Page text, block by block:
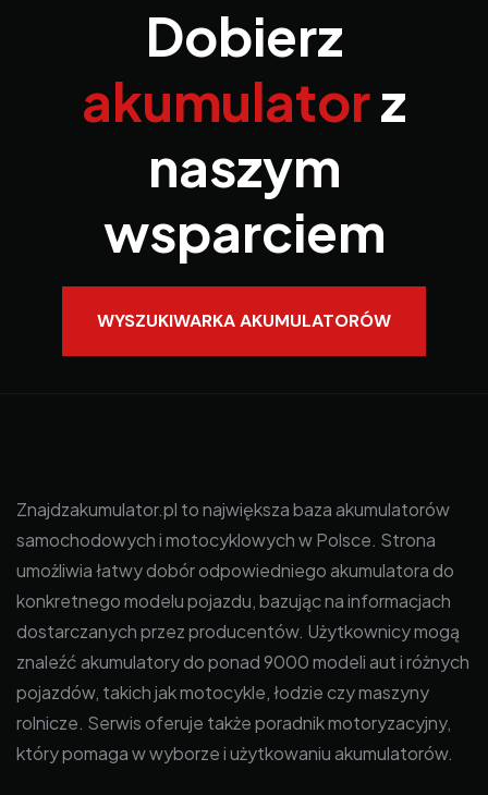
Dobierz
akumulatorz
naszym
wsparciem
WYSZUKIWARKA AKUMULATORÓW
Znajdzakumulator.pl to największa baza akumulatorów
samochodowych i motocyklowych w Polsce. Strona
umożliwia łatwy dobór odpowiedniego akumulatora do
konkretnego modelu pojazdu, bazując na informacjach
dostarczanych przez producentów. Użytkownicy mogą
znaleźć akumulatory do ponad 9000 modeli aut i różnych
pojazdów, takich jak motocykle, łodzie czy maszyny
rolnicze. Serwis oferuje także poradnik motoryzacyjny,
który pomaga w wyborze i użytkowaniu akumulatorów.